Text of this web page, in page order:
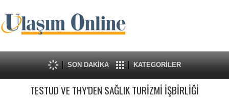
SON DAKİKA KATEGORİLER
TESTUD VE THY'DEN SAĞLIK TURİZMİ İŞBİRLİĞİ